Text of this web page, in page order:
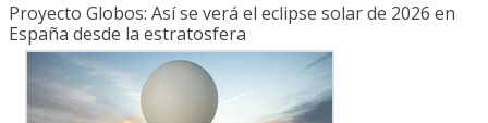
Proyecto Globos: Así se verá el eclipse solar de 2026 en
España desde la estratosfera